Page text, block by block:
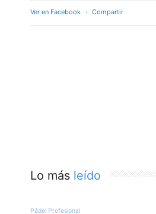
Ver en Facebook · Compartir
Lo más leído